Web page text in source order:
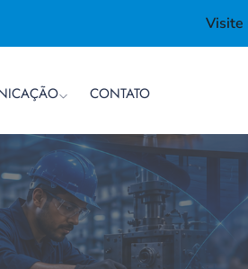
Visite
CONTATO